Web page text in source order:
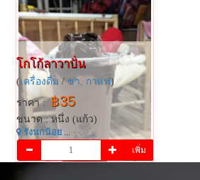
โกโก้ลาวาปั่น
(เครื่องดื่ม /ชา, กาแฟ)
ราคา : ฿35
ขนาด : หนึ่ง (แก้ว)
รังนกน้อย...
เพิ่ม